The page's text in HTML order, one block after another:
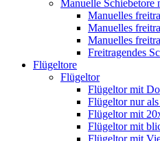
Manuelle Schiebetore
Manuelles
Manuelles
Manuelles
Freitragendes
Flügeltore
Flügeltor
Flügeltor mit
Flügeltor nur
Flügeltor mit
Flügeltor mit
Flügeltor mit